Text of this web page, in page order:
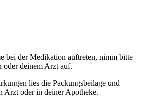
bei der Medikation auftreten, nimm bitte
deinem Arzt auf.
lies die Packungsbeilage und
Arzt oder in deiner Apotheke.